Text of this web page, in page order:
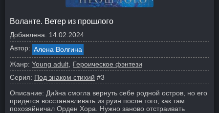
Воланте. Ветер из прошлого
Добавлена: 14.02.2024
Автор: Алена Волгина
Жанр: Young adult
Героическое фэнтези
Серия: Под знаком стихий #3
Описание: Дийна смогла вернуть себе родной остров, но его
придется восстанавливать из руин после того, как там
похозяйничал Орден Хора. Нужно заново отстраивать